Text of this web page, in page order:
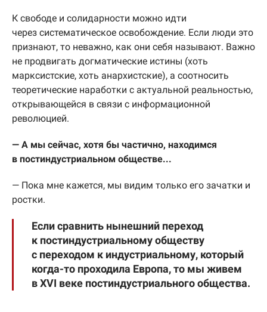
К свободе и солидарности можно идти
через систематическое освобождение. Если люди это
признают, то неважно, как они себя называют. Важно
не продвигать догматические истины (хоть
марксистские, хоть анархистские), а соотносить
теоретические наработки с актуальной реальностью,
открывающейся в связи с информационной
революцией.
— А мы сейчас, хотя бы частично, находимся
в постиндустриальном обществе...
— Пока мне кажется, мы видим только его зачатки и
ростки.
Если сравнить нынешний переход
к постиндустриальному обществу
с переходом к индустриальному, который
когда-то проходила Европа, то мы живем
в XVI веке постиндустриального общества.